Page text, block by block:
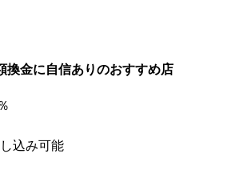
換金に自信ありのおすすめ店
込み可能